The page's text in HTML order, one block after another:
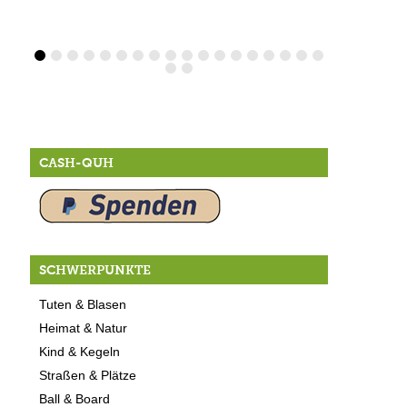
CASH-QUH
SCHWERPUNKTE
Tuten & Blasen
Heimat & Natur
Kind & Kegeln
Straßen & Plätze
Ball & Board